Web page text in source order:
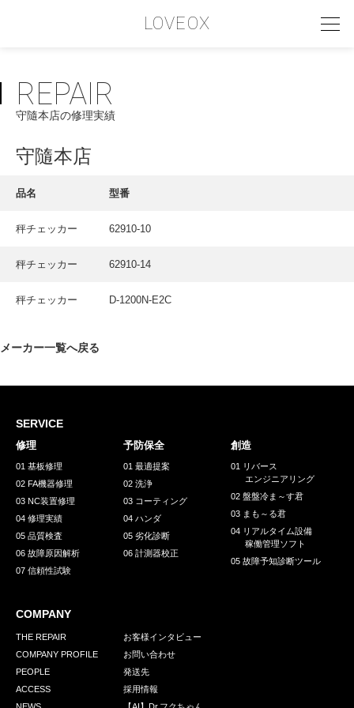
LOVEOX
PHILOSOPHY
フィロソフィー
COMPANY PROFILE
INTERVIEW
お客様インタビュー
RECRUIT
GREEN CHALLENGE
環境への取り組み
お問い合わせ 発送先
REPAIR
守隨本店の修理実績
守隨本店
品名 型番
秤チェッカー 62910-10
秤チェッカー 62910-14
秤チェッカー D-1200N-E2C
メーカー一覧へ戻る
SERVICE
修理
01 基板修理
02 FA機器修理
03 NC装置修理
04 修理実績
05 品質検査
06 故障原因解析
07 信頼性試験
予防保全
01 最適提案
02 洗浄
03 コーティング
04 ハンダ
05 劣化診断
06 計測器校正
創造
01 リバース
エンジニアリング
02 盤盤冷ま～す君
03 まも～る君
04 リアルタイム設備
稼働管理ソフト
05 故障予知診断ツール
COMPANY
THE REPAIR
COMPANY PROFILE
PEOPLE
ACCESS
お客様インタビュー
お問い合わせ
発送先
採用情報